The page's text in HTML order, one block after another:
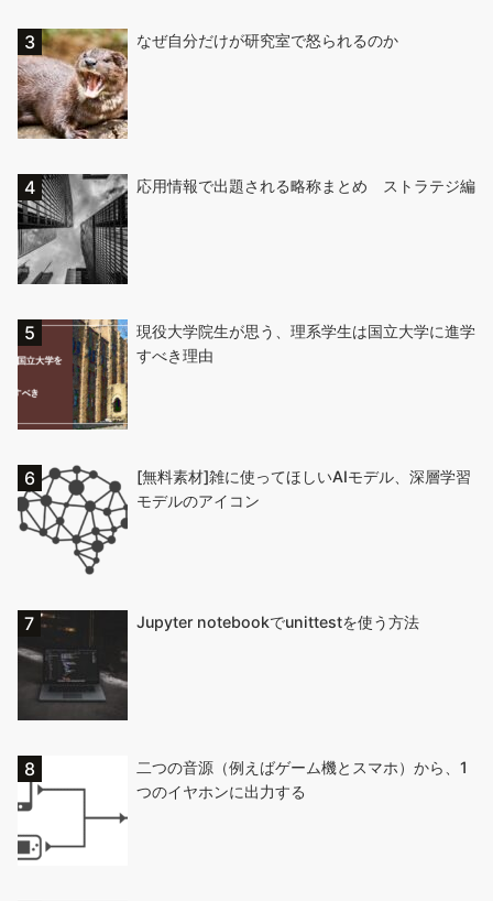
なぜ自分だけが研究室で怒られるのか
応用情報で出題される略称まとめ ストラテジ編
現役大学院生が思う、理系学生は国立大学に進学
すべき理由
[無料素材]雑に使ってほしいAIモデル、深層学習
モデルのアイコン
Jupyter notebookでunittestを使う方法
二つの音源（例えばゲーム機とスマホ）から、1
つのイヤホンに出力する